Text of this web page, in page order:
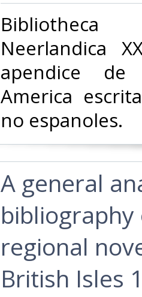
‎Bibliotheca
Neerlandica
apendice
America
no espanoles.‎
‎A general
regional
British Isles